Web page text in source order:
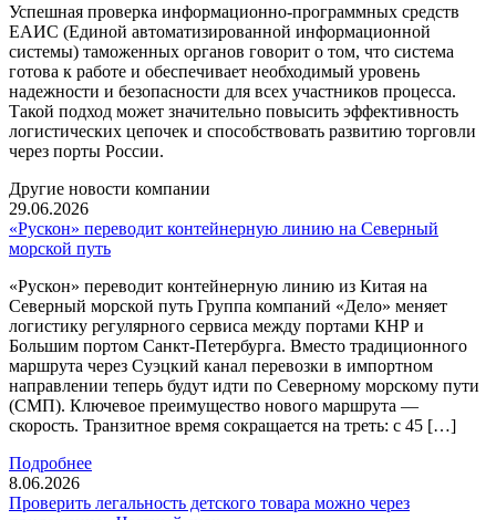
Успешная проверка информационно-программных средств
ЕАИС (Единой автоматизированной информационной
системы) таможенных органов говорит о том, что система
готова к работе и обеспечивает необходимый уровень
надежности и безопасности для всех участников процесса.
Такой подход может значительно повысить эффективность
логистических цепочек и способствовать развитию торговли
через порты России.
Другие новости компании
29.06.2026
«Рускон» переводит контейнерную линию на Северный
морской путь
«Рускон» переводит контейнерную линию из Китая на
Северный морской путь Группа компаний «Дело» меняет
логистику регулярного сервиса между портами КНР и
Большим портом Санкт-Петербурга. Вместо традиционного
маршрута через Суэцкий канал перевозки в импортном
направлении теперь будут идти по Северному морскому пути
(СМП). Ключевое преимущество нового маршрута —
скорость. Транзитное время сокращается на треть: с 45 […]
Подробнее
8.06.2026
Проверить легальность детского товара можно через